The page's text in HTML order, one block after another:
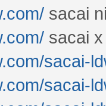
sacai
sacai
sacai-
sacai-